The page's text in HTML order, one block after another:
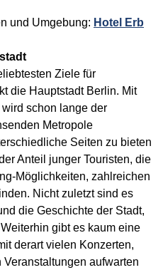
und Umgebung: Hotel Erb
Ziele für
die Hauptstadt Berlin. Mit
schon lange der
Metropole
Seiten zu bieten
Anteil junger Touristen, die
Möglichkeiten, zahlreichen
Nicht zuletzt sind es
die Geschichte der Stadt,
gibt es kaum eine
derart vielen Konzerten,
aufwarten